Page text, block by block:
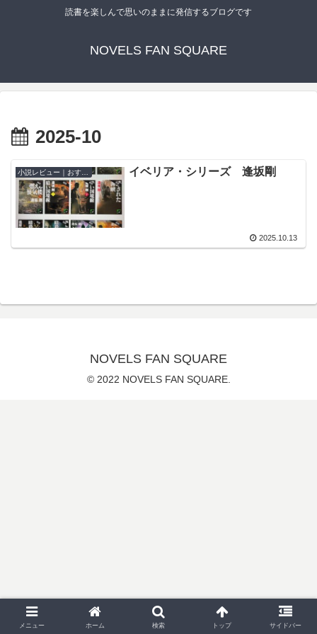
読書を楽しんで思いのままに発信するブログです
NOVELS FAN SQUARE
2025-10
イベリア・シリーズ 逢坂剛
2025.10.13
NOVELS FAN SQUARE
© 2022 NOVELS FAN SQUARE.
メニュー ホーム 検索 トップ サイドバー